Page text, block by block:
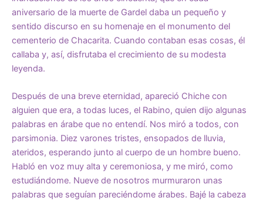
aniversario de la muerte de Gardel daba un pequeño y
sentido discurso en su homenaje en el monumento del
cementerio de Chacarita. Cuando contaban esas cosas, él
callaba y, así, disfrutaba el crecimiento de su modesta
leyenda.
Después de una breve eternidad, apareció Chiche con
alguien que era, a todas luces, el Rabino, quien dijo algunas
palabras en árabe que no entendí. Nos miró a todos, con
parsimonia. Diez varones tristes, ensopados de lluvia,
ateridos, esperando junto al cuerpo de un hombre bueno.
Habló en voz muy alta y ceremoniosa, y me miró, como
estudiándome. Nueve de nosotros murmuraron unas
palabras que seguían pareciéndome árabes. Bajé la cabeza